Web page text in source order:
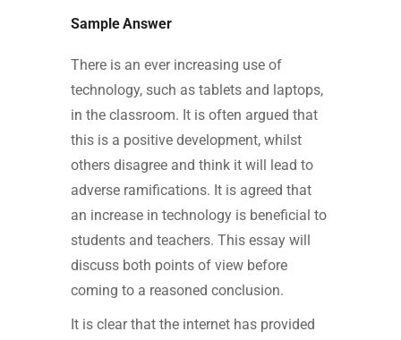
Sample Answer
There is an ever increasing use of
technology, such as tablets and laptops,
in the classroom. It is often argued that
this is a positive development, whilst
others disagree and think it will lead to
adverse ramifications. It is agreed that
an increase in technology is beneficial to
students and teachers. This essay will
discuss both points of view before
coming to a reasoned conclusion.
It is clear that the internet has provided